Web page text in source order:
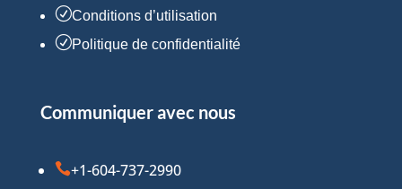
RConditions d’utilisation
RPolitique de confidentialité
Communiquer avec nous
+1-604-737-2990